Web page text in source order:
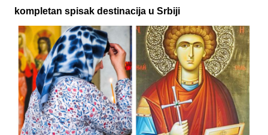
kompletan spisak destinacija u Srbiji